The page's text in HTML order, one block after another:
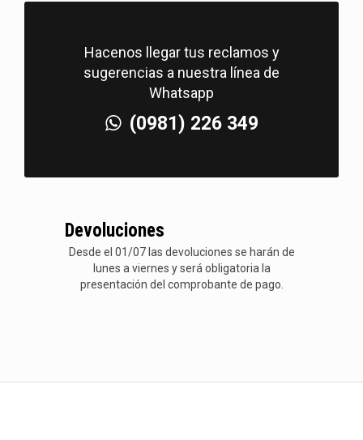
Hacenos llegar tus reclamos y
sugerencias a nuestra línea de
Whatsapp
(0981) 226 349
Devoluciones
Desde el 01/07 las devoluciones se harán de
lunes a viernes y será obligatoria la
presentación del comprobante de pago.